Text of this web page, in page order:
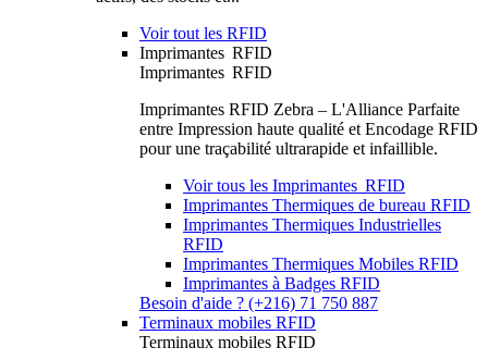
Voir tout les RFID
Imprimantes RFID
Imprimantes RFID
Imprimantes RFID Zebra – L'Alliance Parfaite
entre Impression haute qualité et Encodage RFID
pour une traçabilité ultrarapide et infaillible.
Voir tous les Imprimantes RFID
Imprimantes Thermiques de bureau RFID
Imprimantes Thermiques Industrielles
RFID
Imprimantes Thermiques Mobiles RFID
Imprimantes à Badges RFID
Besoin d'aide ? (+216) 71 750 887
Terminaux mobiles RFID
Terminaux mobiles RFID